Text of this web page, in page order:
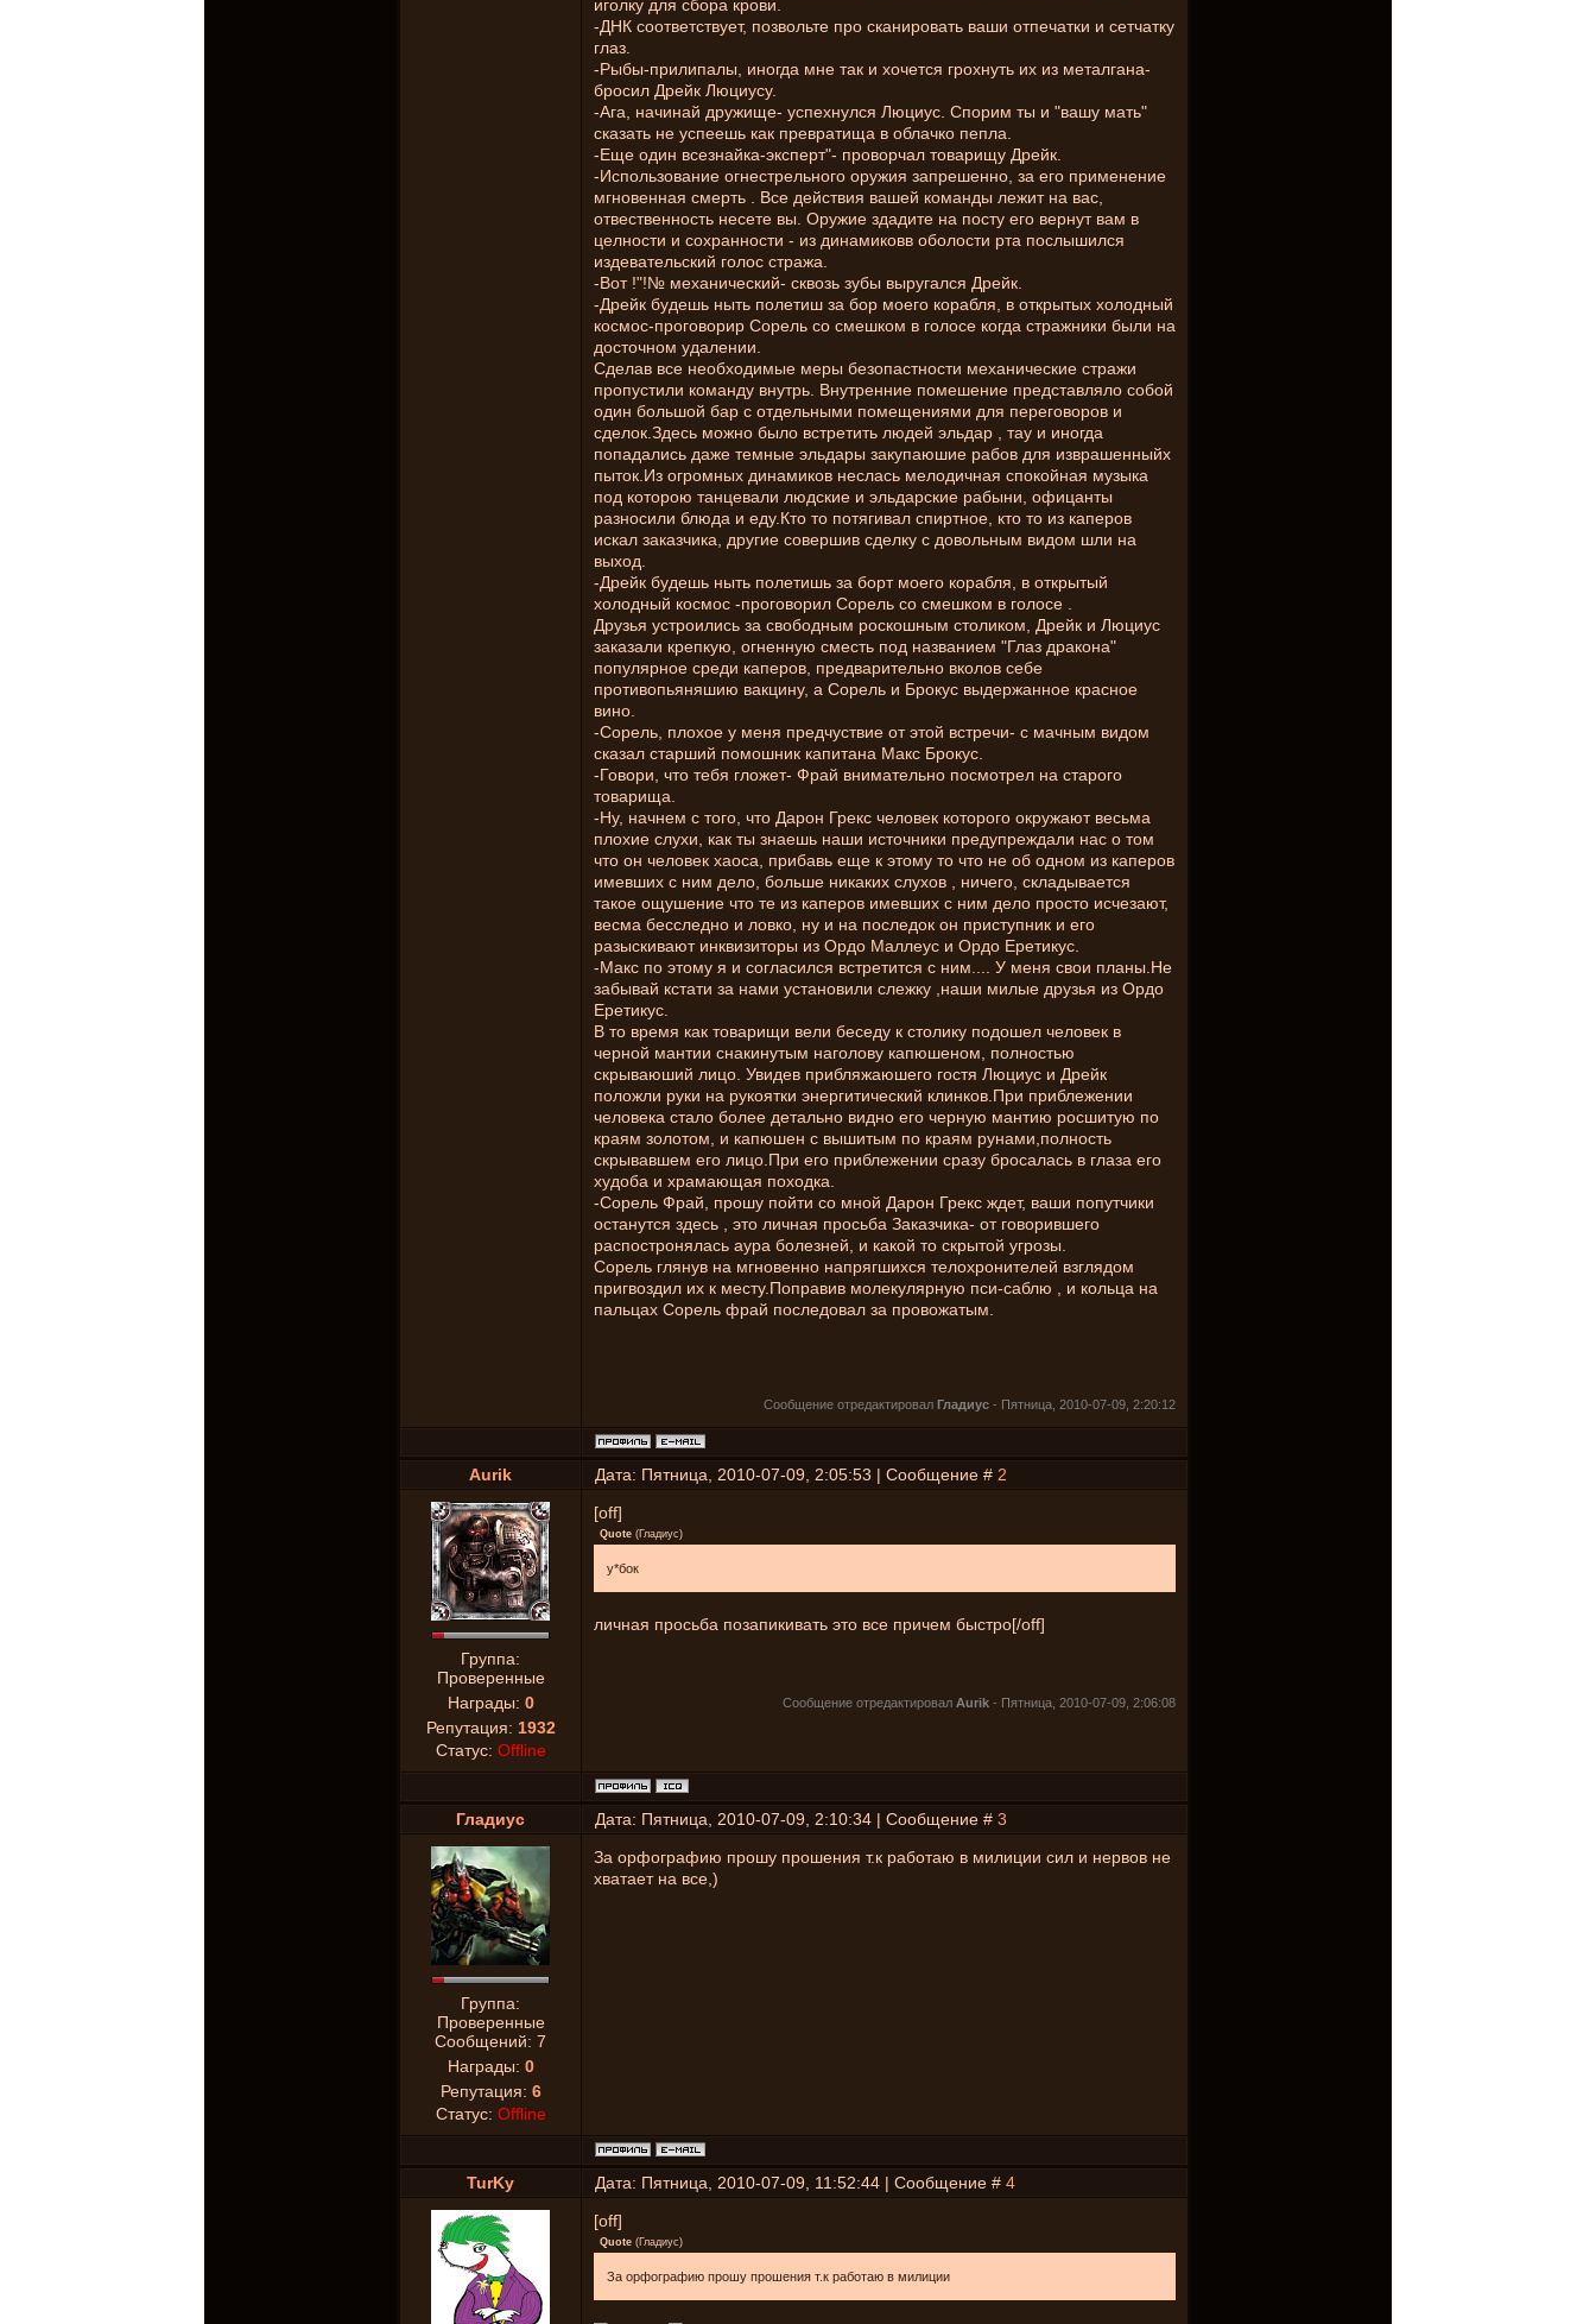
иголку для сбора крови.
-ДНК соответствует, позвольте про сканировать ваши отпечатки и сетчатку
глаз.
-Рыбы-прилипалы, иногда мне так и хочется грохнуть их из металгана-
бросил Дрейк Люциусу.
-Ага, начинай дружище- успехнулся Люциус. Спорим ты и "вашу мать"
сказать не успеешь как превратища в облачко пепла.
-Еще один всезнайка-эксперт"- проворчал товарищу Дрейк.
-Использование огнестрельного оружия запрешенно, за его применение
мгновенная смерть . Все действия вашей команды лежит на вас,
отвественность несете вы. Оружие здадите на посту его вернут вам в
целности и сохранности - из динамиковв оболости рта послышился
издевательский голос стража.
-Вот !"!№ механический- сквозь зубы выругался Дрейк.
-Дрейк будешь ныть полетиш за бор моего корабля, в открытых холодный
космос-проговорир Сорель со смешком в голосе когда стражники были на
досточном удалении.
Сделав все необходимые меры безопастности механические стражи
пропустили команду внутрь. Внутренние помешение представляло собой
один большой бар с отдельными помещениями для переговоров и
сделок.Здесь можно было встретить людей эльдар , тау и иногда
попадались даже темные эльдары закупаюшие рабов для изврашенныйх
пыток.Из огромных динамиков неслась мелодичная спокойная музыка
под которою танцевали людские и эльдарские рабыни, офицанты
разносили блюда и еду.Кто то потягивал спиртное, кто то из каперов
искал заказчика, другие совершив сделку с довольным видом шли на
выход.
-Дрейк будешь ныть полетишь за борт моего корабля, в открытый
холодный космос -проговорил Сорель со смешком в голосе .
Друзья устроились за свободным роскошным столиком, Дрейк и Люциус
заказали крепкую, огненную сместь под названием "Глаз дракона"
популярное среди каперов, предварительно вколов себе
противопьяняшию вакцину, а Сорель и Брокус выдержанное красное
вино.
-Сорель, плохое у меня предчуствие от этой встречи- с мачным видом
сказал старший помошник капитана Макс Брокус.
-Говори, что тебя гложет- Фрай внимательно посмотрел на старого
товарища.
-Ну, начнем с того, что Дарон Грекс человек которого окружают весьма
плохие слухи, как ты знаешь наши источники предупреждали нас о том
что он человек хаоса, прибавь еще к этому то что не об одном из каперов
имевших с ним дело, больше никаких слухов , ничего, складывается
такое ощушение что те из каперов имевших с ним дело просто исчезают,
весма бесследно и ловко, ну и на последок он приступник и его
разыскивают инквизиторы из Ордо Маллеус и Ордо Еретикус.
-Макс по этому я и согласился встретится с ним.... У меня свои планы.Не
забывай кстати за нами установили слежку ,наши милые друзья из Ордо
Еретикус.
В то время как товарищи вели беседу к столику подошел человек в
черной мантии снакинутым наголову капюшеном, полностью
скрываюший лицо. Увидев прибляжаюшего гостя Люциус и Дрейк
положли руки на рукоятки энергитический клинков.При приблежении
человека стало более детально видно его черную мантию росшитую по
краям золотом, и капюшен с вышитым по краям рунами,полность
скрывавшем его лицо.При его приблежении сразу бросалась в глаза его
худоба и храмающая походка.
-Сорель Фрай, прошу пойти со мной Дарон Грекс ждет, ваши попутчики
останутся здесь , это личная просьба Заказчика- от говорившего
распостронялась аура болезней, и какой то скрытой угрозы.
Сорель глянув на мгновенно напрягшихся телохронителей взглядом
пригвоздил их к месту.Поправив молекулярную пси-саблю , и кольца на
пальцах Сорель фрай последовал за провожатым.
Сообщение отредактировал Гладиус - Пятница, 2010-07-09, 2:20:12
Aurik Дата: Пятница, 2010-07-09, 2:05:53 | Сообщение # 2
Группа:
Проверенные
Награды: 0
Репутация: 1932
Статус: Offline
[off]
Quote (Гладиус)
у*бок
личная просьба позапикивать это все причем быстро[/off]
Сообщение отредактировал Aurik - Пятница, 2010-07-09, 2:06:08
Гладиус Дата: Пятница, 2010-07-09, 2:10:34 | Сообщение # 3
Группа:
Проверенные
Сообщений: 7
Награды: 0
Репутация: 6
Статус: Offline
За орфографию прошу прошения т.к работаю в милиции сил и нервов не
хватает на все,)
TurKy Дата: Пятница, 2010-07-09, 11:52:44 | Сообщение # 4
[off]
Quote (Гладиус)
За орфографию прошу прошения т.к работаю в милиции